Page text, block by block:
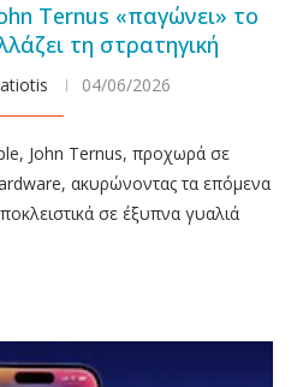
Ternus «παγώνει» το
τη στρατηγική
04/06/2026
John Ternus, προχωρά σε
ακυρώνοντας τα επόμενα
σε έξυπνα γυαλιά